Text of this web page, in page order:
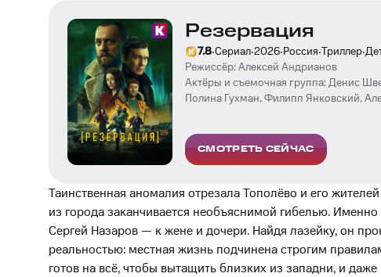
Резервация
7.8·Сериал·2026·Россия·Триллер·
Режиссёр: Алексей Андрианов
Актёры и съемочная группа: Денис
Полина Гухман,Филипп Янковский,
СМОТРЕТЬ СЕЙЧАС
Таинственная аномалия отрезала Тополёво и его
из города заканчивается необъяснимой гибелью.
Сергей Назаров — к жене и дочери. Найдя лазейку, он
реальностью: местная жизнь подчинена строгим
готов на всё, чтобы вытащить близких из западни, и даже